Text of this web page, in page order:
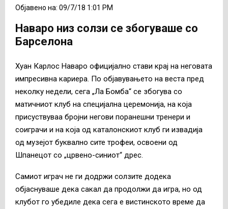
Објавено на: 09/7/18 1:01 PM
Наваро низ солзи се збогуваше со
Барселона
Хуан Карлос Наваро официјално стави крај на неговата
импресивна кариера. По објавувањето на веста пред
неколку недели, сега „Ла Бомба“ се збогува со
матичниот клуб на специјална церемонија, на која
присуствуваа бројни негови поранешни тренери и
соиграчи и на која од каталонскиот клуб ги извадија
од музејот буквално сите трофеи, освоени од
Шпанецот со „црвено-синиот“ дрес.
Самиот играч не ги додржи солзите додека
објаснуваше дека сакал да продолжи да игра, но од
клубот го убедиле дека сега е вистинското време да